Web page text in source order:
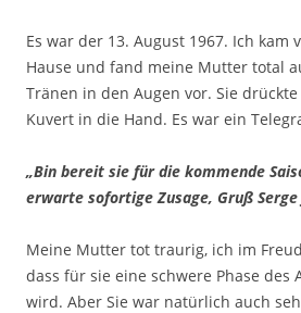
Es war der 13. August 1967. Ich kam
Hause und fand meine Mutter total
Tränen in den Augen vor. Sie
Kuvert in die Hand. Es war ein
„Bin bereit sie für die kommende
erwarte sofortige Zusage, Gruß Serge
Meine Mutter tot traurig, ich im
dass für sie eine schwere Phase des
wird. Aber Sie war natürlich auch